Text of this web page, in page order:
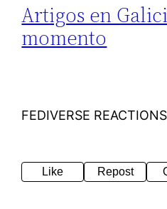
Artigos en
momento
FEDIVERSE REACTIONS
Like Repost